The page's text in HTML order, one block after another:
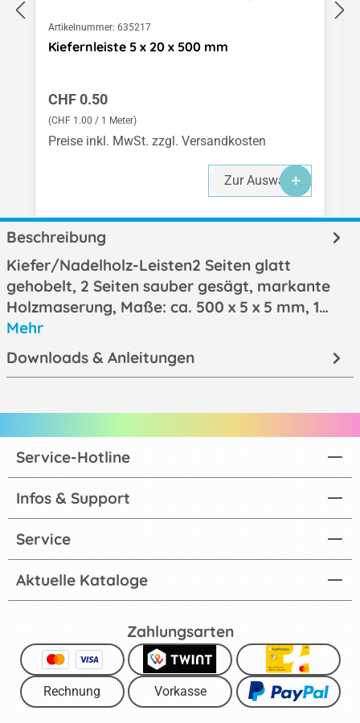
Artikelnummer: 635217
Kiefernleiste 5 x 20 x 500 mm
Regulärer Preis:
CHF 0.50
(CHF 1.00 / 1 Meter)
Preise inkl. MwSt. zzgl. Versandkosten
Zur Auswahl
Beschreibung
Kiefer/Nadelholz-Leisten2 Seiten glatt
gehobelt, 2 Seiten sauber gesägt, markante
Holzmaserung, Maße: ca. 500 x 5 x 5 mm, 1…
Mehr
Downloads & Anleitungen
Aktuelle Kataloge
Service-Hotline
Infos & Support
Service
Zahlungsarten
Rechnung Vorkasse